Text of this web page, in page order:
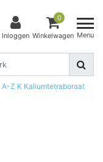
Inloggen
0
Winkelwagen Menu
A-Z K Kaliumtetraboraat